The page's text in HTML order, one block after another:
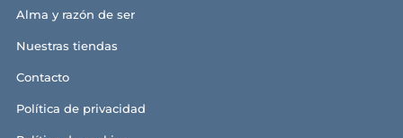
Alma y razón de ser
Nuestras tiendas
Contacto
Política de privacidad